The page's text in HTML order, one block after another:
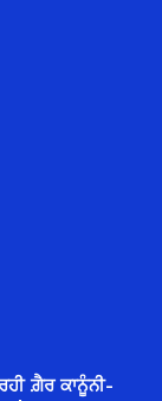
ਗ਼ੈਰ ਕਾਨੂੰਨੀ-